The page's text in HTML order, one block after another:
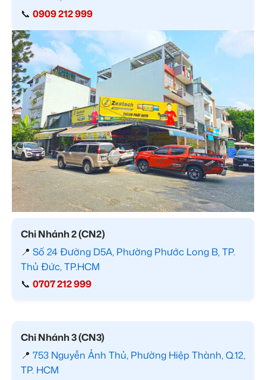
📞 0909 212 999
Chi Nhánh 2 (CN2)
📍 Số 24 Đường D5A, Phường Phước Long B, TP.
Thủ Đức, TP.HCM
📞 0707 212 999
Chi Nhánh 3 (CN3)
📍 753 Nguyễn Ảnh Thủ, Phường Hiệp Thành, Q.12,
TP. HCM